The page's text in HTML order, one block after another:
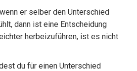
er selber den Unterschied
dann ist eine Entscheidung
herbeizuführen, ist es nicht
du für einen Unterschied